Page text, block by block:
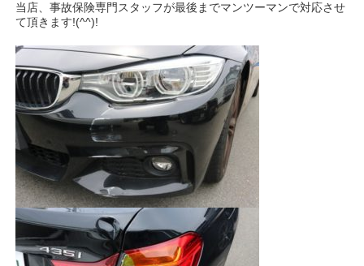
当店、事故保険専門スタッフが最後までマンツーマンで対応させ
て頂きます!(^^)!